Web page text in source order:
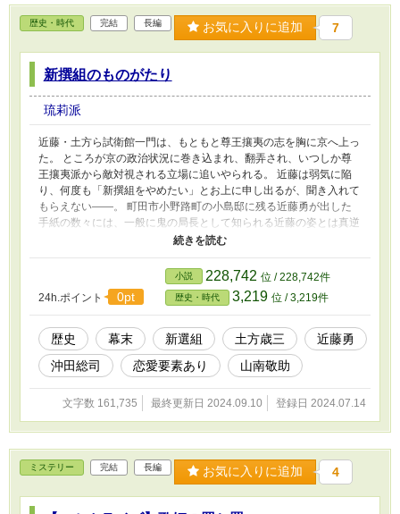
歴史・時代 完結 長編 お気に入りに追加 7
新撰組のものがたり
琉莉派
近藤・土方ら試衛館一門は、もともと尊王攘夷の志を胸に京へ上っ
た。 ところが京の政治状況に巻き込まれ、翻弄され、いつしか尊
王攘夷派から敵対視される立場に追いやられる。 近藤は弱気に陥
り、何度も「新撰組をやめたい」とお上に申し出るが、聞き入れて
もらえない――。 町田市小野路町の小島邸に残る近藤勇が出した
手紙の数々には、一般に鬼の局長として知られる近藤の姿とは真逆
の、弱々しい一面が克明にあらわれている。 近藤はずっと、新撰
で明らかになった新撰組の実相を、真正面から描きます。 主人公
は土方歳三。 彼の恋と戦いの日々がメインとなります。
24h.ポイント
0pt
小説 228,742 位 / 228,742件
歴史・時代 3,219 位 / 3,219件
歴史 幕末 新選組 土方歳三
近藤勇
沖田総司
恋愛要素あり 山南敬助
文字数 161,735 最終更新日 2024.09.10 登録日 2024.07.14
ミステリー 完結 長編 お気に入りに追加 4